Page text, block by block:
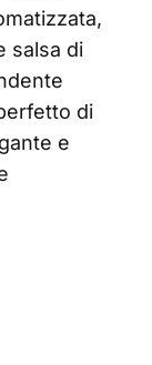
salsa di
di
e